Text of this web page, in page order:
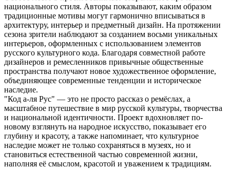
национального стиля. Авторы показывают, каким образом
традиционные мотивы могут гармонично вписываться в
архитектуру, интерьер и предметный дизайн. На протяжении
сезона зрители наблюдают за созданием восьми уникальных
интерьеров, оформленных с использованием элементов
русского культурного кода. Благодаря совместной работе
дизайнеров и ремесленников привычные общественные
пространства получают новое художественное оформление,
объединяющее современные тенденции и историческое
наследие.
"Код а-ля Рус" — это не просто рассказ о ремёслах, а
масштабное путешествие в мир русской культуры, творчества
и национальной идентичности. Проект вдохновляет по-
новому взглянуть на народное искусство, показывает его
глубину и красоту, а также напоминает, что культурное
наследие может не только сохраняться в музеях, но и
становиться естественной частью современной жизни,
наполняя её смыслом, красотой и уважением к традициям.